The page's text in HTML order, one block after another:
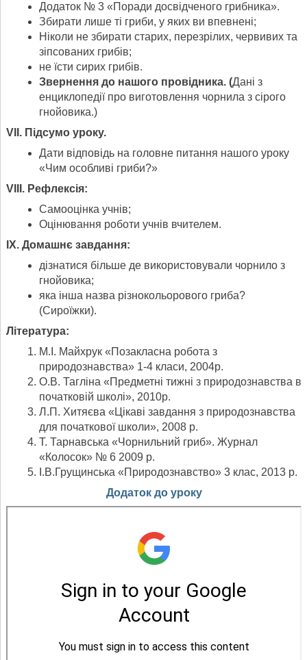
Додаток № 3 «Поради досвідченого грибника».
Збирати лише ті гриби, у яких ви впевнені;
Ніколи не збирати старих, перезрілих, червивих та
зіпсованих грибів;
не їсти сирих грибів.
Звернення до нашого провідника. (Дані з
енциклопедії про виготовлення чорнила з сірого
гнойовика.)
VII. Підсумо уроку.
Дати відповідь на головне питання нашого уроку
«Чим особливі гриби?»
VIII. Рефлексія:
Самооцінка учнів;
Оцінювання роботи учнів вчителем.
IX. Домашнє завдання:
дізнатися більше де використовували чорнило з
гнойовика;
яка інша назва різнокольорового гриба?
(Сироїжки).
Література:
М.І. Майхрук «Позакласна робота з
природознавства» 1-4 класи, 2004р.
О.В. Тагліна «Предметні тижні з природознавства в
початковій школі», 2010р.
Л.П. Хитяєва «Цікаві завдання з природознавства
для початкової школи», 2008 р.
Т. Тарнавська «Чорнильний гриб». Журнал
«Колосок» № 6 2009 р.
І.В.Грущинська «Природознавство» 3 клас, 2013 р.
Додаток до уроку